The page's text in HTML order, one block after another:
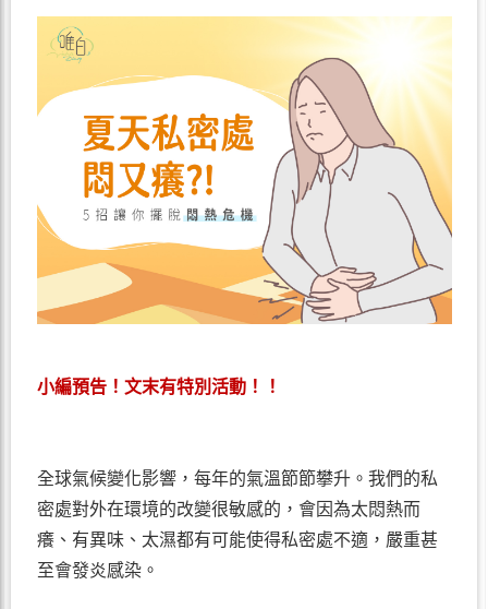
小編預告！文末有特別活動！！
全球氣候變化影響，每年的氣溫節節攀升。我們的私
密處對外在環境的改變很敏感的，會因為太悶熱而
癢、有異味、太濕都有可能使得私密處不適，嚴重甚
至會發炎感染。